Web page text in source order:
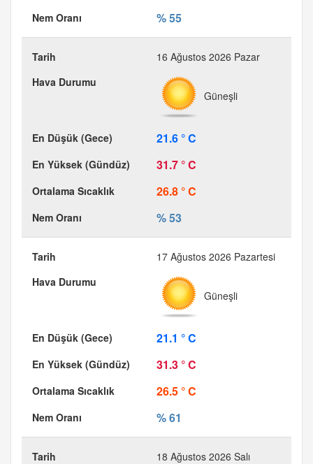
% 55
16 Ağustos 2026 Pazar
Güneşli
21.6 ° C
31.7 ° C
26.8 ° C
% 53
17 Ağustos 2026 Pazartesi
Güneşli
21.1 ° C
31.3 ° C
26.5 ° C
% 61
18 Ağustos 2026 Salı